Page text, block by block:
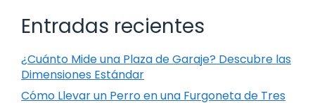
Entradas recientes
¿Cuánto Mide una Plaza de Garaje? Descubre las
Dimensiones Estándar
Cómo Llevar un Perro en una Furgoneta de Tres